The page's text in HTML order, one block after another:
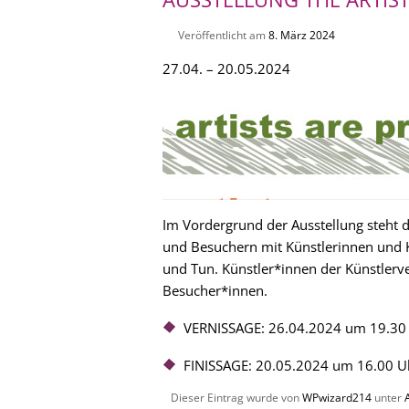
Veröffentlicht am 8. März 2024
27.04. – 20.05.2024
Im Vordergrund der Ausstellung steht
und Besuchern mit Künstlerinnen
und Tun. Künstler*innen der
Besucher*innen.
VERNISSAGE: 26.04.2024 um
FINISSAGE: 20.05.2024 um 16.00
Dieser Eintrag wurde vonWPwizard214unter